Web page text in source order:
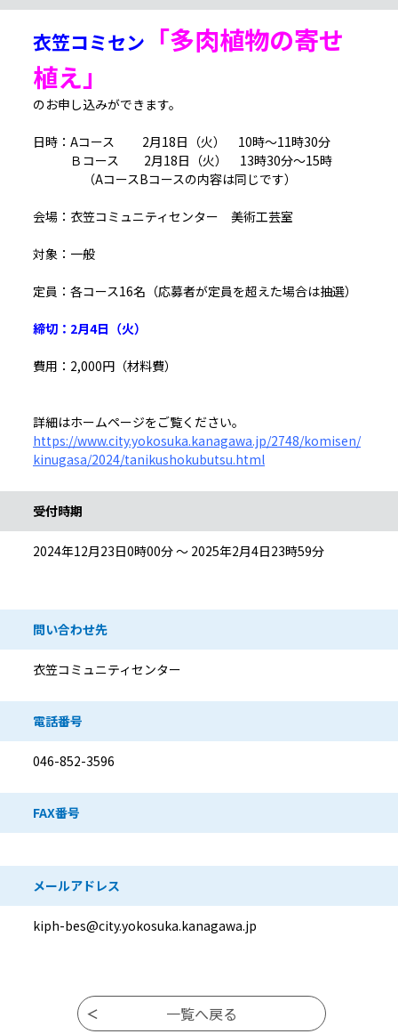
衣笠コミセン
「多肉植物の寄せ
植え」
のお申し込みができます。
日時：Aコース 2月18日（火） 10時～11時30分
Ｂコース 2月18日（火） 13時30分～15時
（AコースBコースの内容は同じです）
会場：衣笠コミュニティセンター 美術工芸室
対象：一般
定員：各コース16名（応募者が定員を超えた場合は抽選）
締切：2月4日（火）
費用：2,000円（材料費）
詳細はホームページをご覧ください。
https://www.city.yokosuka.kanagawa.jp/2748/komisen/
kinugasa/2024/tanikushokubutsu.html
受付時期
2024年12月23日0時00分 ～ 2025年2月4日23時59分
問い合わせ先
衣笠コミュニティセンター
電話番号
046-852-3596
FAX番号
メールアドレス
kiph-bes@city.yokosuka.kanagawa.jp